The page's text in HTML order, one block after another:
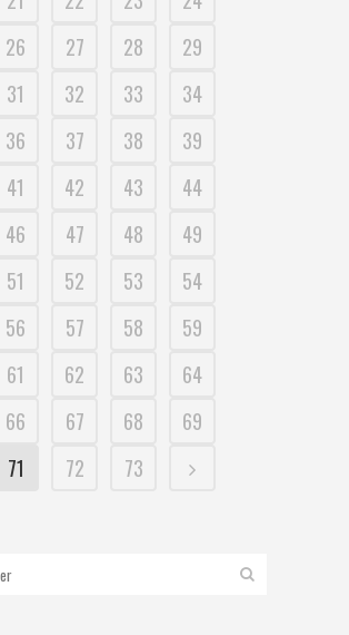
26 27 28
29
31 32 33
34
36 37 38
39
41 42 43
44
46 47 48
49
51 52 53
54
56 57 58
59
61 62 63
64
66 67 68
69
71 72 73